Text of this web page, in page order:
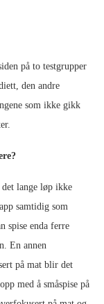
på to testgrupper
den andre
som ikke gikk
lange løp ikke
samtidig som
spise enda ferre
En annen
på mat blir det
med å småspise på